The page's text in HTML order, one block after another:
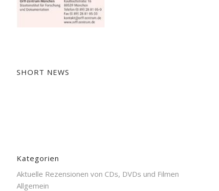
SHORT NEWS
Kategorien
Aktuelle Rezensionen von CDs, DVDs und Filmen
Allgemein